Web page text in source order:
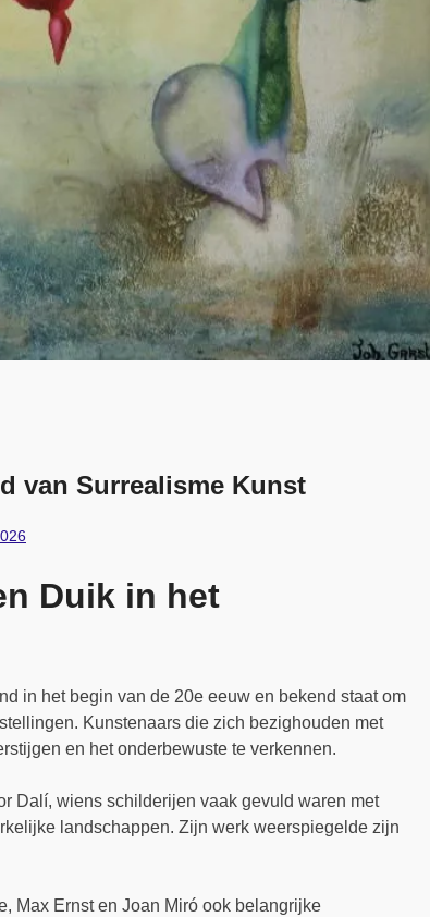
van Surrealisme Kunst
Duik in het
in het begin van de 20e eeuw en bekend staat om
Kunstenaars die zich bezighouden met
en het onderbewuste te verkennen.
Dalí, wiens schilderijen vaak gevuld waren met
landschappen. Zijn werk weerspiegelde zijn
Max Ernst en Joan Miró ook belangrijke